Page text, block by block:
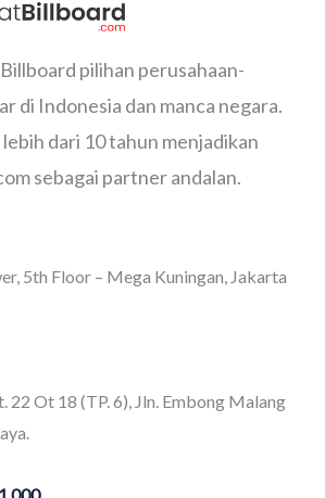
pilihan perusahaan-
di Indonesia dan manca negara.
dari 10 tahun menjadikan
sebagai partner andalan.
5th Floor – Mega Kuningan, Jakarta
22 Ot 18 (TP. 6), Jln. Embong Malang